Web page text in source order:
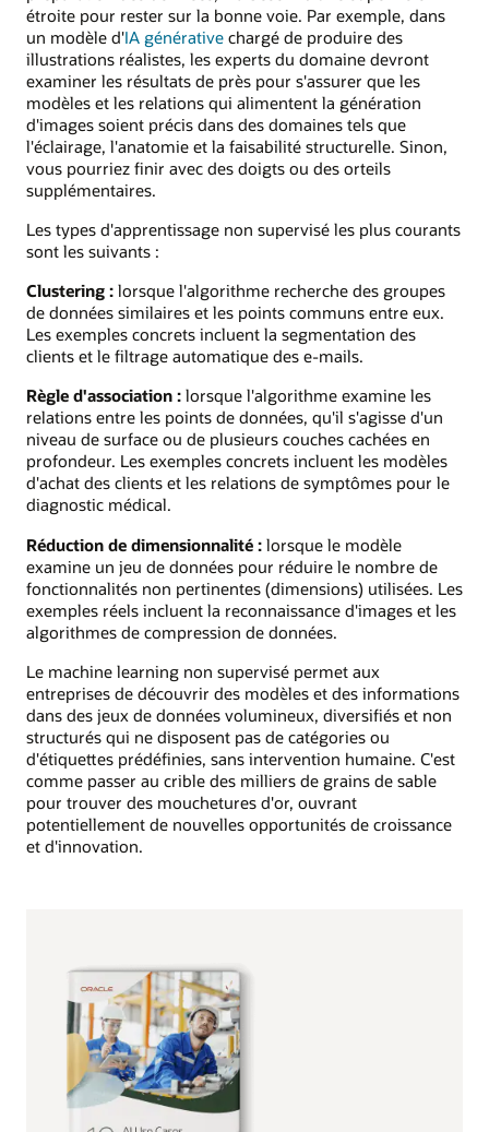
étroite pour rester sur la bonne voie. Par exemple, dans
un modèle d'IA générative chargé de produire des
illustrations réalistes, les experts du domaine devront
examiner les résultats de près pour s'assurer que les
modèles et les relations qui alimentent la génération
d'images soient précis dans des domaines tels que
l'éclairage, l'anatomie et la faisabilité structurelle. Sinon,
vous pourriez finir avec des doigts ou des orteils
supplémentaires.
Les types d'apprentissage non supervisé les plus courants
sont les suivants :
Clustering : lorsque l'algorithme recherche des groupes
de données similaires et les points communs entre eux.
Les exemples concrets incluent la segmentation des
clients et le filtrage automatique des e-mails.
Règle d'association : lorsque l'algorithme examine les
relations entre les points de données, qu'il s'agisse d'un
niveau de surface ou de plusieurs couches cachées en
profondeur. Les exemples concrets incluent les modèles
d'achat des clients et les relations de symptômes pour le
diagnostic médical.
Réduction de dimensionnalité : lorsque le modèle
examine un jeu de données pour réduire le nombre de
fonctionnalités non pertinentes (dimensions) utilisées. Les
exemples réels incluent la reconnaissance d'images et les
algorithmes de compression de données.
Le machine learning non supervisé permet aux
entreprises de découvrir des modèles et des informations
dans des jeux de données volumineux, diversifiés et non
structurés qui ne disposent pas de catégories ou
d'étiquettes prédéfinies, sans intervention humaine. C'est
comme passer au crible des milliers de grains de sable
pour trouver des mouchetures d'or, ouvrant
potentiellement de nouvelles opportunités de croissance
et d'innovation.